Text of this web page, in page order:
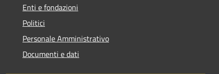
Enti e fondazioni
Politici
Personale Amministrativo
Documenti e dati